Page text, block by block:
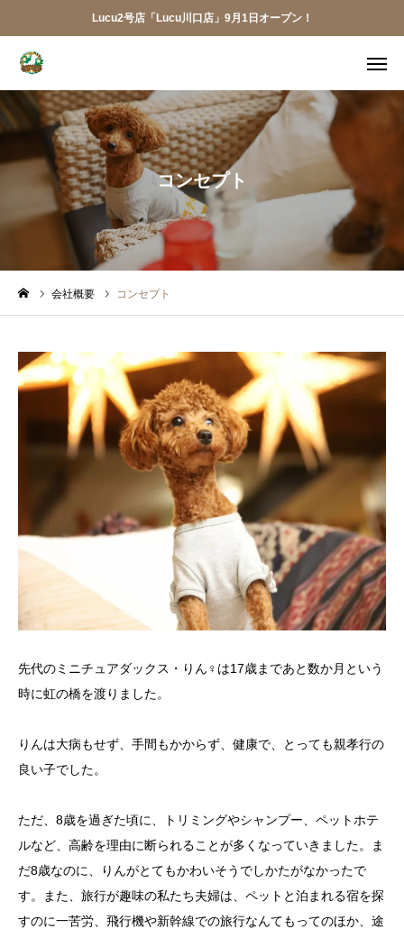
Lucu2号店「Lucu川口店」9月1日オープン！
コンセプト
会社概要 コンセプト
先代のミニチュアダックス・りん♀は17歳まであと数か月という
時に虹の橋を渡りました。
りんは大病もせず、手間もかからず、健康で、とっても親孝行の
良い子でした。
ただ、8歳を過ぎた頃に、トリミングやシャンプー、ペットホテ
ルなど、高齢を理由に断られることが多くなっていきました。ま
だ8歳なのに、りんがとてもかわいそうでしかたがなかったで
す。また、旅行が趣味の私たち夫婦は、ペットと泊まれる宿を探
すのに一苦労、飛行機や新幹線での旅行なんてもってのほか、途
ご予約 アクセス
お電話 メール
LINE
Lucu川口店
トリミング
犬の幼稚園
犬の送迎
室内ドッグラン
NEWS
会社概要